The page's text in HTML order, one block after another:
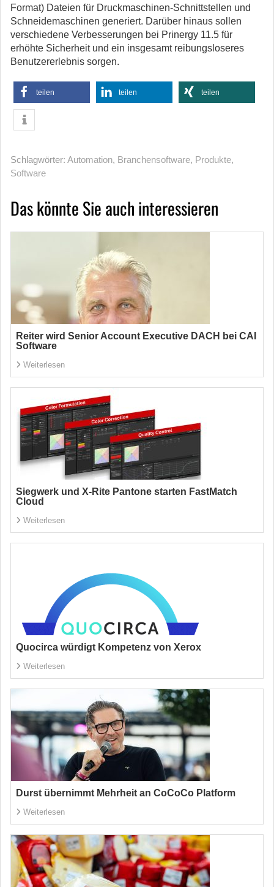
Format) Dateien für Druckmaschinen-Schnittstellen und
Schneidemaschinen generiert. Darüber hinaus sollen
verschiedene Verbesserungen bei Prinergy 11.5 für
erhöhte Sicherheit und ein insgesamt reibungsloseres
Benutzererlebnis sorgen.
teilen teilen teilen
Schlagwörter: Automation, Branchensoftware, Produkte,
Software
Das könnte Sie auch interessieren
Reiter wird Senior Account Executive DACH bei CAI
Software
Weiterlesen
Siegwerk und X-Rite Pantone starten FastMatch
Cloud
Weiterlesen
Quocirca würdigt Kompetenz von Xerox
Weiterlesen
Durst übernimmt Mehrheit an CoCoCo Platform
Weiterlesen